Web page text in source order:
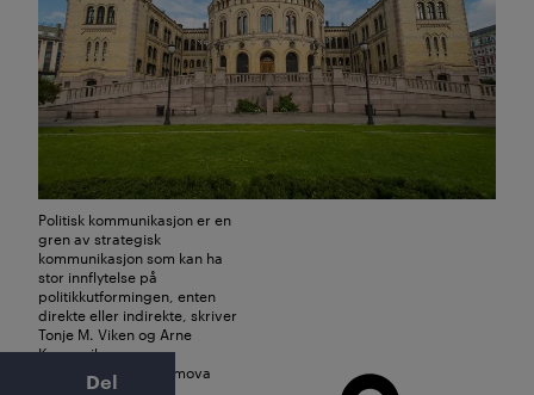
Politisk kommunikasjon er en
gren av strategisk
kommunikasjon som kan ha
stor innflytelse på
politikkutformingen, enten
direkte eller indirekte, skriver
Tonje M. Viken og Arne
Krumsvik.
Foto: iStock / Nanisimova
Del